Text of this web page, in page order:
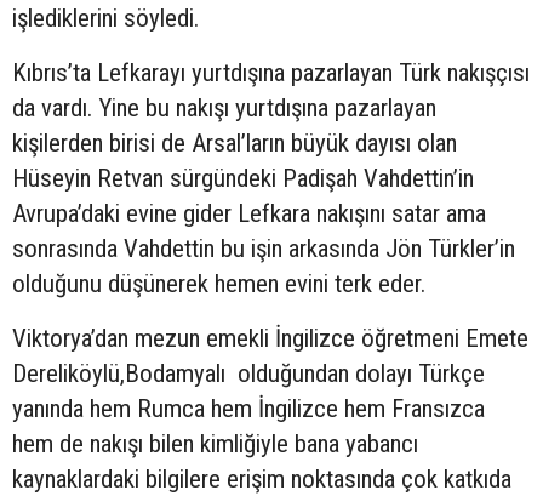
işlediklerini söyledi.
Kıbrıs’ta Lefkarayı yurtdışına pazarlayan Türk nakışçısı
da vardı. Yine bu nakışı yurtdışına pazarlayan
kişilerden birisi de Arsal’ların büyük dayısı olan
Hüseyin Retvan sürgündeki Padişah Vahdettin’in
Avrupa’daki evine gider Lefkara nakışını satar ama
sonrasında Vahdettin bu işin arkasında Jön Türkler’in
olduğunu düşünerek hemen evini terk eder.
Viktorya’dan mezun emekli İngilizce öğretmeni Emete
Dereliköylü,Bodamyalı olduğundan dolayı Türkçe
yanında hem Rumca hem İngilizce hem Fransızca
hem de nakışı bilen kimliğiyle bana yabancı
kaynaklardaki bilgilere erişim noktasında çok katkıda